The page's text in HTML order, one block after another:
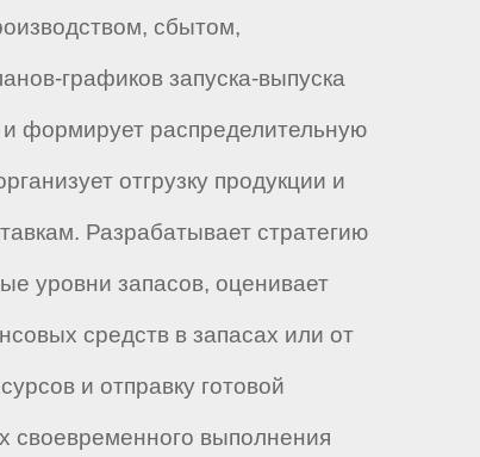
сбытом,
графиков запуска-выпуска
формирует распределительную
отгрузку продукции и
Разрабатывает стратегию
уровни запасов, оценивает
средств в запасах или от
и отправку готовой
своевременного выполнения